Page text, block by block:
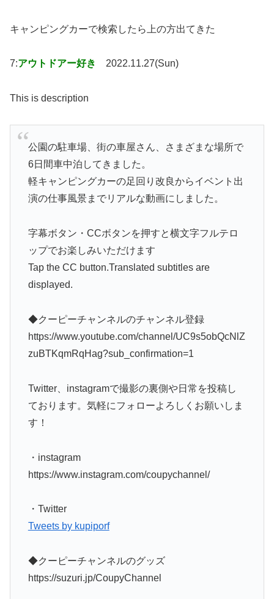
キャンピングカーで検索したら上の方出てきた
7:アウトドアー好き 2022.11.27(Sun)
This is description
公園の駐車場、街の車屋さん、さまざまな場所で
6日間車中泊してきました。
軽キャンピングカーの足回り改良からイベント出
演の仕事風景までリアルな動画にしました。
字幕ボタン・CCボタンを押すと横文字フルテロ
ップでお楽しみいただけます
Tap the CC button.Translated subtitles are
displayed.
◆クーピーチャンネルのチャンネル登録
https://www.youtube.com/channel/UC9s5obQcNlZ
zuBTKqmRqHag?sub_confirmation=1
Twitter、instagramで撮影の裏側や日常を投稿し
ております。気軽にフォローよろしくお願いしま
す！
・instagram
https://www.instagram.com/coupychannel/
・Twitter
Tweets by kupiporf
◆クーピーチャンネルのグッズ
https://suzuri.jp/CoupyChannel